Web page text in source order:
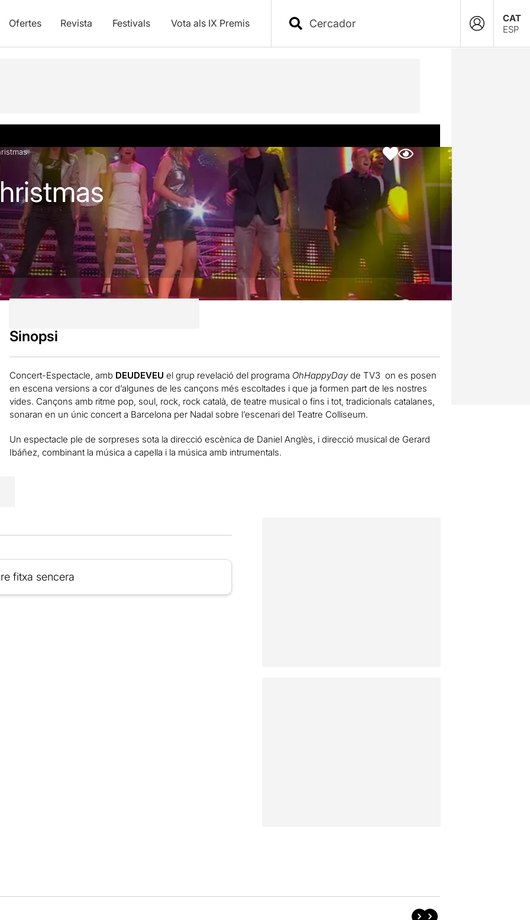
Ofertes Revista Festivals Vota als IX Premis
CAT
ESP
Sinopsi
Concert-Espectacle, ambDEUDEVEU el grup revelació del programa OhHappyDayde TV3 on es posen
en escena versions a cor d’algunes de les cançons més escoltades i que ja formen part de les nostres
vides. Cançons amb ritme pop, soul, rock, rock català, de teatre musical o fins i tot, tradicionals catalanes,
sonaran en un únic concert a Barcelona per Nadal sobre l’escenari del Teatre Colliseum.
Un espectacle ple de sorpreses sota la direcció escènica de Daniel Anglès, i direcció musical de Gerard
Ibáñez, combinant la música a capella i la música amb intrumentals.
fitxa sencera